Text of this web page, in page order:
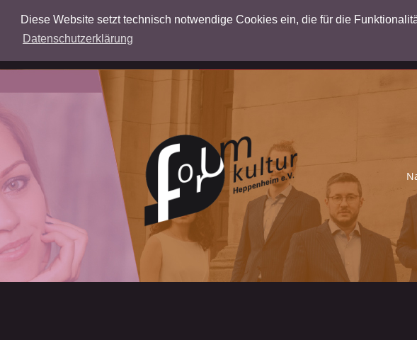
Diese Website setzt technisch notwendige Cookies ein, die für die
Datenschutzerklärung